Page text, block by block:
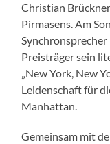
Christian
Pirmasens. Am
Preisträger sein
„New York, New
Leidenschaft für
Manhattan.
Gemeinsam mit